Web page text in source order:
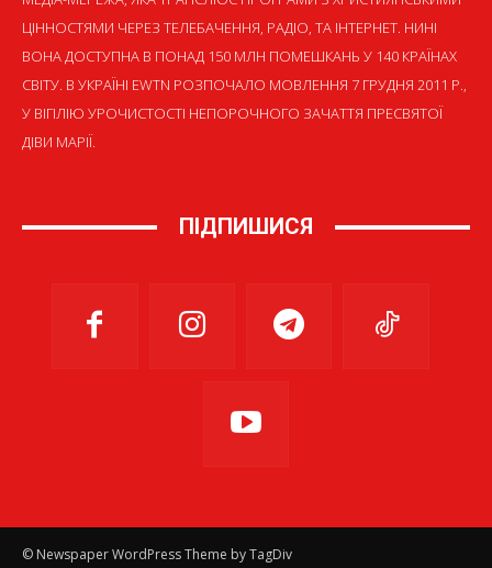
ЦІННОСТЯМИ ЧЕРЕЗ ТЕЛЕБАЧЕННЯ, РАДІО, ТА ІНТЕРНЕТ. НИНІ
ВОНА ДОСТУПНА В ПОНАД 150 МЛН ПОМЕШКАНЬ У 140 КРАЇНАХ
СВІТУ. В УКРАЇНІ EWTN РОЗПОЧАЛО МОВЛЕННЯ 7 ГРУДНЯ 2011 Р.,
У ВІГІЛІЮ УРОЧИСТОСТІ НЕПОРОЧНОГО ЗАЧАТТЯ ПРЕСВЯТОЇ
ДІВИ МАРІЇ.
ПІДПИШИСЯ
© Newspaper WordPress Theme by TagDiv